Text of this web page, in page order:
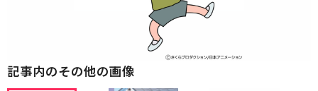
記事内のその他の画像